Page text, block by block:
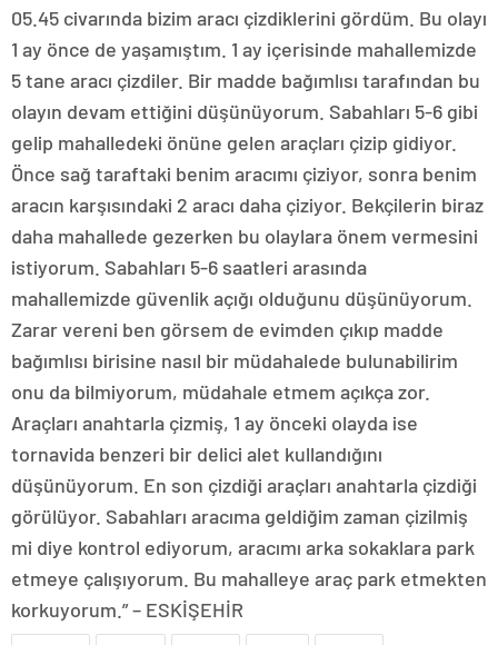
05.45 civarında bizim aracı çizdiklerini gördüm. Bu olayı
1 ay önce de yaşamıştım. 1 ay içerisinde mahallemizde
5 tane aracı çizdiler. Bir madde bağımlısı tarafından bu
olayın devam ettiğini düşünüyorum. Sabahları 5-6 gibi
gelip mahalledeki önüne gelen araçları çizip gidiyor.
Önce sağ taraftaki benim aracımı çiziyor, sonra benim
aracın karşısındaki 2 aracı daha çiziyor. Bekçilerin biraz
daha mahallede gezerken bu olaylara önem vermesini
istiyorum. Sabahları 5-6 saatleri arasında
mahallemizde güvenlik açığı olduğunu düşünüyorum.
Zarar vereni ben görsem de evimden çıkıp madde
bağımlısı birisine nasıl bir müdahalede bulunabilirim
onu da bilmiyorum, müdahale etmem açıkça zor.
Araçları anahtarla çizmiş, 1 ay önceki olayda ise
tornavida benzeri bir delici alet kullandığını
düşünüyorum. En son çizdiği araçları anahtarla çizdiği
görülüyor. Sabahları aracıma geldiğim zaman çizilmiş
mi diye kontrol ediyorum, aracımı arka sokaklara park
etmeye çalışıyorum. Bu mahalleye araç park etmekten
korkuyorum.” – ESKİŞEHİR